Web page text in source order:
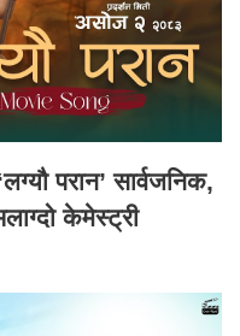
परान’ सार्वजनिक,
केमेस्ट्री